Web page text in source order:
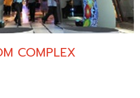
COMPLEX